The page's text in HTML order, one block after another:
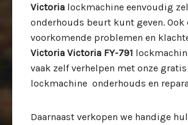
Victoria lockmachine eenvoudig
onderhouds beurt kunt geven. Ook
voorkomende problemen en
Victoria Victoria FY-791
vaak zelf verhelpen met onze gratis
lockmachine onderhouds en
Daarnaast verkopen we handige